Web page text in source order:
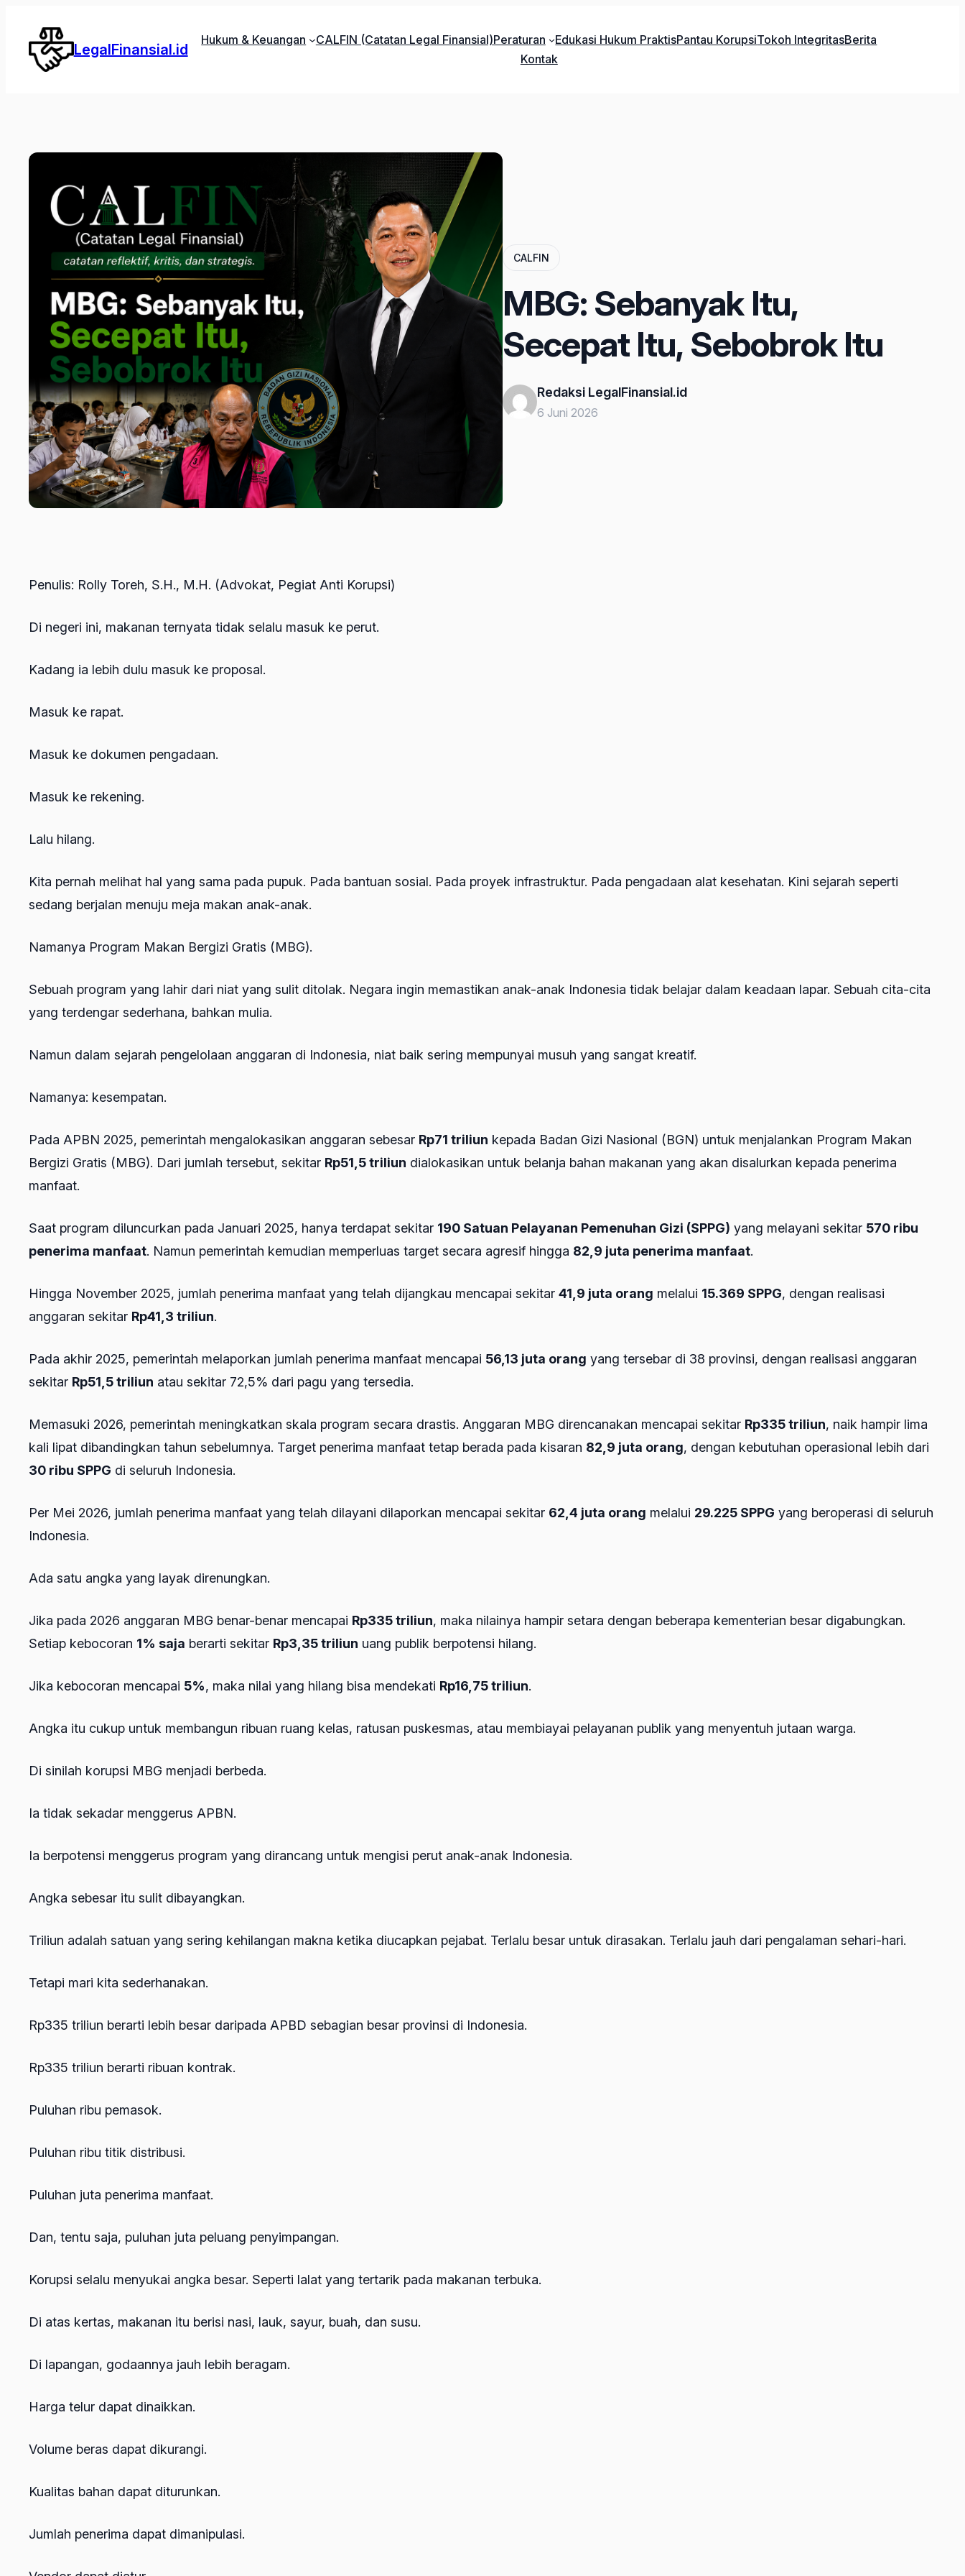
konten
LegalFinansial.id
Hukum & Keuangan CALFIN (Catatan Legal Finansial)Peraturan Edukasi Hukum PraktisPantau KorupsiTokoh IntegritasBerita
Kontak
CALFIN
MBG: Sebanyak Itu,
Secepat Itu, Sebobrok Itu
Redaksi LegalFinansial.id
6 Juni 2026
Penulis: Rolly Toreh, S.H., M.H. (Advokat, Pegiat Anti Korupsi)
Di negeri ini, makanan ternyata tidak selalu masuk ke perut.
Kadang ia lebih dulu masuk ke proposal.
Masuk ke rapat.
Masuk ke dokumen pengadaan.
Masuk ke rekening.
Lalu hilang.
Kita pernah melihat hal yang sama pada pupuk. Pada bantuan sosial. Pada proyek infrastruktur. Pada pengadaan alat kesehatan. Kini sejarah seperti
sedang berjalan menuju meja makan anak-anak.
Namanya Program Makan Bergizi Gratis (MBG).
Sebuah program yang lahir dari niat yang sulit ditolak. Negara ingin memastikan anak-anak Indonesia tidak belajar dalam keadaan lapar. Sebuah cita-cita
yang terdengar sederhana, bahkan mulia.
Namun dalam sejarah pengelolaan anggaran di Indonesia, niat baik sering mempunyai musuh yang sangat kreatif.
Namanya: kesempatan.
Pada APBN 2025, pemerintah mengalokasikan anggaran sebesar Rp71 triliun kepada Badan Gizi Nasional (BGN) untuk menjalankan Program Makan
Bergizi Gratis (MBG). Dari jumlah tersebut, sekitar Rp51,5 triliun dialokasikan untuk belanja bahan makanan yang akan disalurkan kepada penerima
manfaat.
Saat program diluncurkan pada Januari 2025, hanya terdapat sekitar 190 Satuan Pelayanan Pemenuhan Gizi (SPPG) yang melayani sekitar 570 ribu
penerima manfaat. Namun pemerintah kemudian memperluas target secara agresif hingga 82,9 juta penerima manfaat.
Hingga November 2025, jumlah penerima manfaat yang telah dijangkau mencapai sekitar 41,9 juta orang melalui 15.369 SPPG, dengan realisasi
anggaran sekitar Rp41,3 triliun.
Pada akhir 2025, pemerintah melaporkan jumlah penerima manfaat mencapai 56,13 juta orang yang tersebar di 38 provinsi, dengan realisasi anggaran
sekitar Rp51,5 triliun atau sekitar 72,5% dari pagu yang tersedia.
Memasuki 2026, pemerintah meningkatkan skala program secara drastis. Anggaran MBG direncanakan mencapai sekitar Rp335 triliun, naik hampir lima
kali lipat dibandingkan tahun sebelumnya. Target penerima manfaat tetap berada pada kisaran 82,9 juta orang, dengan kebutuhan operasional lebih dari
30 ribu SPPG di seluruh Indonesia.
Per Mei 2026, jumlah penerima manfaat yang telah dilayani dilaporkan mencapai sekitar 62,4 juta orang melalui 29.225 SPPG yang beroperasi di seluruh
Indonesia.
Ada satu angka yang layak direnungkan.
Jika pada 2026 anggaran MBG benar-benar mencapai Rp335 triliun, maka nilainya hampir setara dengan beberapa kementerian besar digabungkan.
Setiap kebocoran 1% saja berarti sekitar Rp3,35 triliun uang publik berpotensi hilang.
Jika kebocoran mencapai 5%, maka nilai yang hilang bisa mendekati Rp16,75 triliun.
Angka itu cukup untuk membangun ribuan ruang kelas, ratusan puskesmas, atau membiayai pelayanan publik yang menyentuh jutaan warga.
Di sinilah korupsi MBG menjadi berbeda.
Ia tidak sekadar menggerus APBN.
Ia berpotensi menggerus program yang dirancang untuk mengisi perut anak-anak Indonesia.
Angka sebesar itu sulit dibayangkan.
Triliun adalah satuan yang sering kehilangan makna ketika diucapkan pejabat. Terlalu besar untuk dirasakan. Terlalu jauh dari pengalaman sehari-hari.
Tetapi mari kita sederhanakan.
Rp335 triliun berarti lebih besar daripada APBD sebagian besar provinsi di Indonesia.
Rp335 triliun berarti ribuan kontrak.
Puluhan ribu pemasok.
Puluhan ribu titik distribusi.
Puluhan juta penerima manfaat.
Dan, tentu saja, puluhan juta peluang penyimpangan.
Korupsi selalu menyukai angka besar. Seperti lalat yang tertarik pada makanan terbuka.
Di atas kertas, makanan itu berisi nasi, lauk, sayur, buah, dan susu.
Di lapangan, godaannya jauh lebih beragam.
Harga telur dapat dinaikkan.
Volume beras dapat dikurangi.
Kualitas bahan dapat diturunkan.
Jumlah penerima dapat dimanipulasi.